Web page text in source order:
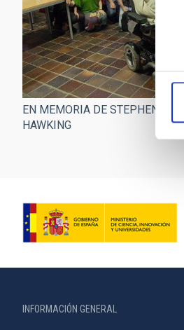
de
EN MEMORIA DE STEPHEN
HAWKING
INFORMACIÓN GENERAL